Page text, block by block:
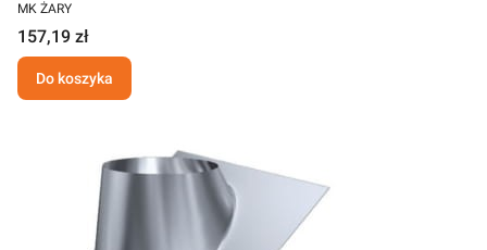
MK ŻARY
157,19 zł
Do koszyka